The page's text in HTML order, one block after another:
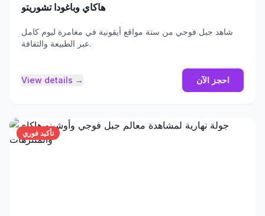
هاكاي وباغودا تشوريتو
شاهد جبل فوجي من ستة مواقع أيقونية في مغامرة ليوم كامل
عبر الطبيعة والثقافة.
View details → احجز الآن
تأكيد فوري